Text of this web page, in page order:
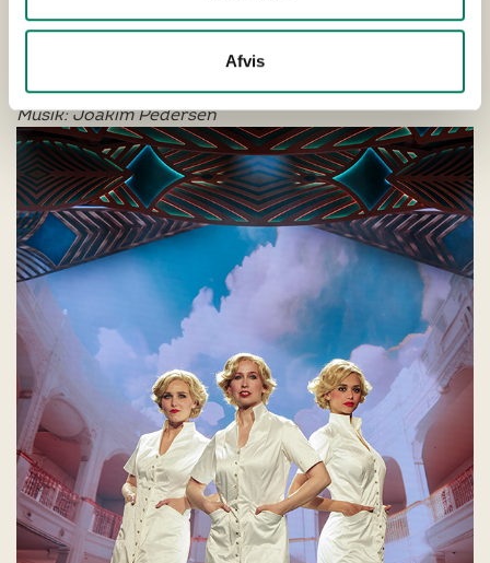
Afvis
Bodil Jørgensen
Tekst: Vase & Fuglsang
Musik: Joakim Pedersen